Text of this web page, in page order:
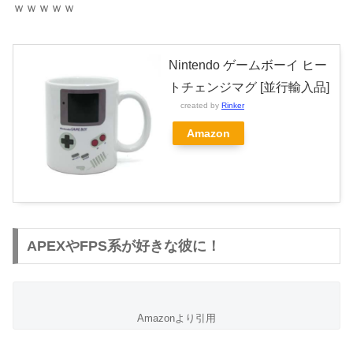
ｗｗｗｗｗ
Nintendo ゲームボーイ ヒー
トチェンジマグ [並行輸入品]
created by Rinker
Amazon
APEXやFPS系が好きな彼に！
Amazonより引用